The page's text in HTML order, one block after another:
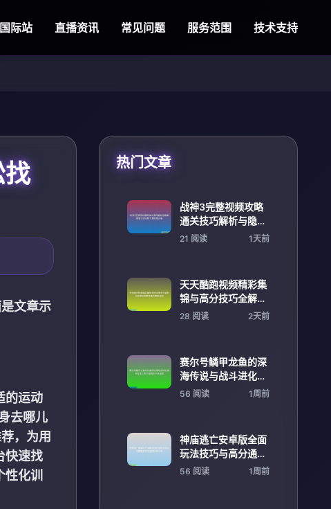
际站 直播资讯 常见问题 服务范围 技术支持
文章示
的运动
去哪儿
，为用
快速找
化训
热门文章
战神3完整视频攻略
通关技巧解析与隐藏
要素全收录新手老玩
21 阅读 1天前
天天酷跑视频精彩集
锦与高分技巧全解析
分享进阶攻略与角色
28 阅读 2天前
赛尔号鳞甲龙鱼的深
海传说与战斗进化揭
秘探索之旅全景解析
56 阅读 1周前
神庙逃亡安卓版全面
玩法技巧与高分通关
攻略解析进阶指南秘
56 阅读 1周前